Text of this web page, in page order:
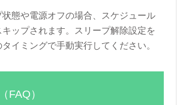
態や電源オフの場合、スケジュール
ップされます。スリープ解除設定を
イミングで手動実行してください。
FAQ）